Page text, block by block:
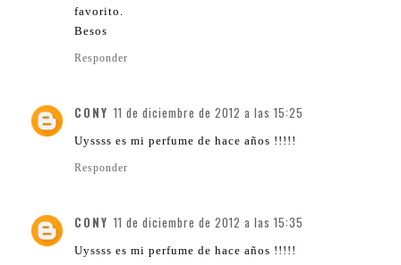
favorito.
Besos
Responder
CONY 11 de diciembre de 2012 a las 15:25
Uyssss es mi perfume de hace años !!!!!
Responder
CONY 11 de diciembre de 2012 a las 15:35
Uyssss es mi perfume de hace años !!!!!